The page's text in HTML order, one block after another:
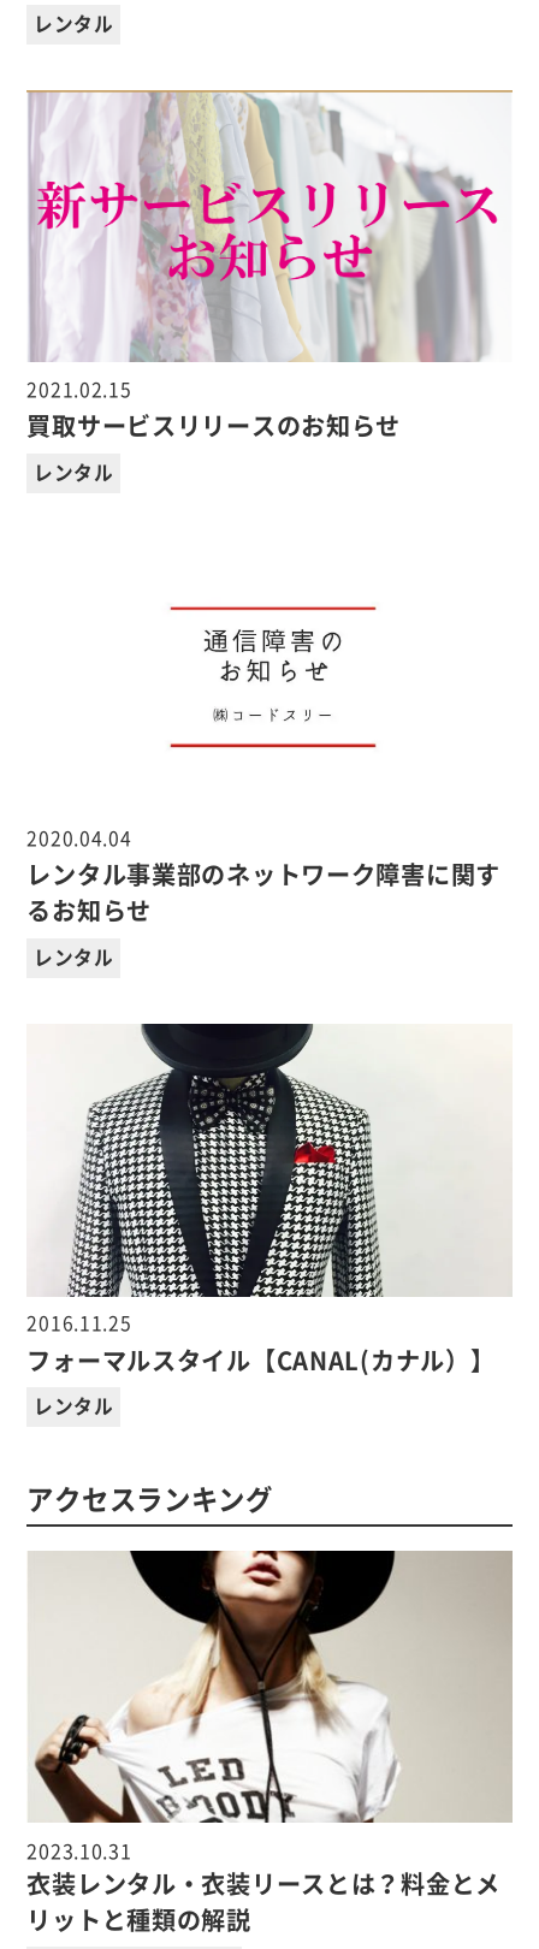
レンタル
2021.02.15
買取サービスリリースのお知らせ
レンタル
2020.04.04
レンタル事業部のネットワーク障害に関す
るお知らせ
レンタル
2016.11.25
フォーマルスタイル【CANAL(カナル）】
レンタル
アクセスランキング
2023.10.31
衣装レンタル・衣装リースとは？料金とメ
リットと種類の解説